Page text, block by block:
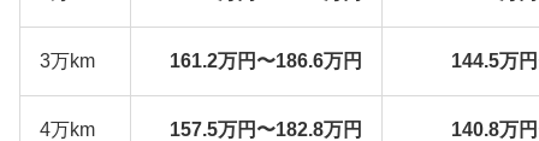
3万km 161.2万円〜186.6万円 144.5万
4万km 157.5万円〜182.8万円 140.8万